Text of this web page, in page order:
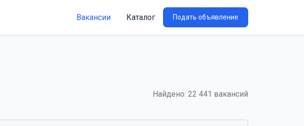
Вакансии Каталог Подать объявление
Найдено: 22 441 вакансий